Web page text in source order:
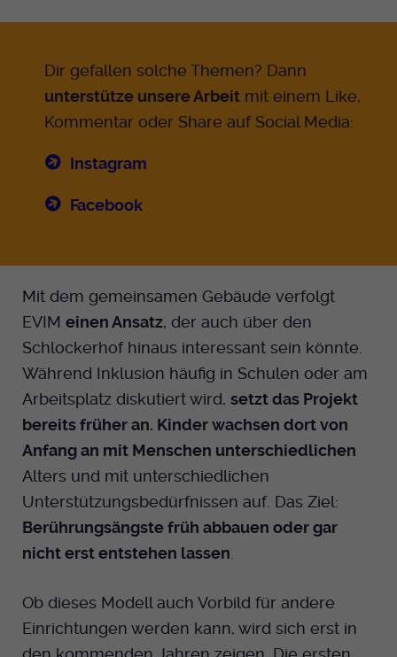
Dir gefallen solche Themen? Dann
unterstütze unsere Arbeit mit einem Like,
Kommentar oder Share auf Social Media:
Instagram
Facebook
Mit dem gemeinsamen Gebäude verfolgt
EVIM einen Ansatz, der auch über den
Schlockerhof hinaus interessant sein könnte.
Während Inklusion häufig in Schulen oder am
Arbeitsplatz diskutiert wird, setzt das Projekt
bereits früher an. Kinder wachsen dort von
Anfang an mit Menschen unterschiedlichen
Alters und mit unterschiedlichen
Unterstützungsbedürfnissen auf. Das Ziel:
Berührungsängste früh abbauen oder gar
nicht erst entstehen lassen
Ob dieses Modell auch Vorbild für andere
Einrichtungen werden kann, wird sich erst in